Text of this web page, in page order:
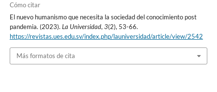
Cómo citar
El nuevo humanismo que necesita la sociedad del conocimiento post
pandemia. (2023). La Universidad, 3(2), 53-66.
https://revistas.ues.edu.sv/index.php/launiversidad/article/view/2542
Más formatos de cita